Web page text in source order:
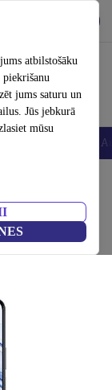
atbilstošāku
piekrišanu
jums saturu un
Jūs jebkurā
mūsu